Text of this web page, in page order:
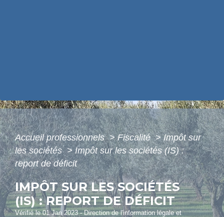
Accueil professionnels> Fiscalité> Impôt sur
les sociétés> Impôt sur les sociétés (IS) :
report de déficit
IMPÔT SUR LES SOCIÉTÉS
(IS) : REPORT DE DÉFICIT
Vérifié le 01 Jan 2023 - Direction de l'information légale et